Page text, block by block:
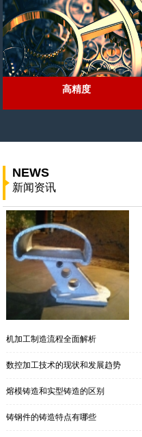
高精度
NEWS
新闻资讯
机加工制造流程全面解析
数控加工技术的现状和发展趋势
熔模铸造和实型铸造的区别
铸钢件的铸造特点有哪些